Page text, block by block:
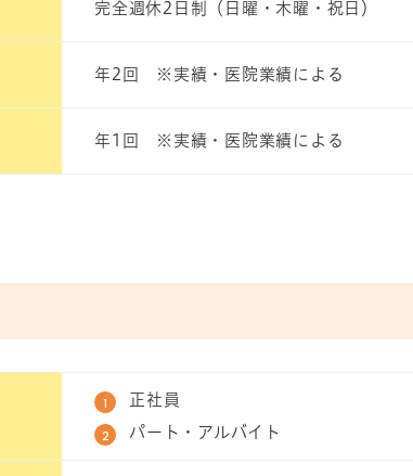
完全週休2日制（日曜・木曜・祝日）
年2回 ※実績・医院業績による
年1回 ※実績・医院業績による
正社員
パート・アルバイト